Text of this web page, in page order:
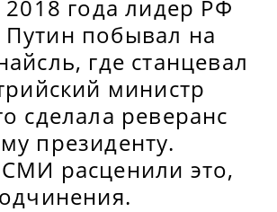
2018 года лидер РФ
побывал на
где станцевал
министр
сделала реверанс
президенту.
расценили это,